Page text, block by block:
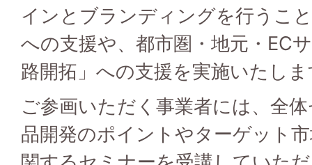
インとブランディングを行うこ
への支援や、都市圏・地元・EC
路開拓」への支援を実施いたし
ご参画いただく事業者には、全
品開発のポイントやターゲット